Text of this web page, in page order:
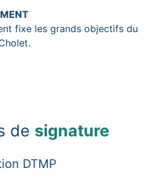
fixe les grands objectifs du
de signature
DTMP